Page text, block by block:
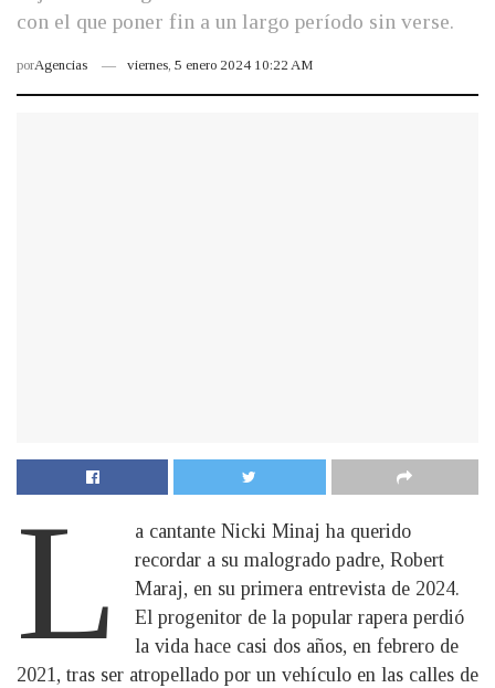
con el que poner fin a un largo período sin verse.
porAgencias viernes, 5 enero 2024 10:22 AM
L
a cantante Nicki Minaj ha querido
recordar a su malogrado padre, Robert
Maraj, en su primera entrevista de 2024.
El progenitor de la popular rapera perdió
la vida hace casi dos años, en febrero de
2021, tras ser atropellado por un vehículo en las calles de